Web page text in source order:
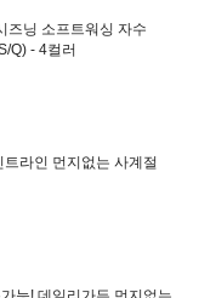
즈닝 소프트워싱 자수
Q) - 4컬러
라인 먼지없는 사계절